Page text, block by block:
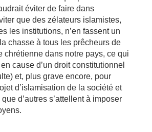
éviter de faire dans
que des zélateurs islamistes,
les institutions, n’en fassent un
chasse à tous les prêcheurs de
chrétienne dans notre pays, ce qui
cause d’un droit constitutionnel
et, plus grave encore, pour
d’islamisation de la société et
d’autres s’attellent à imposer